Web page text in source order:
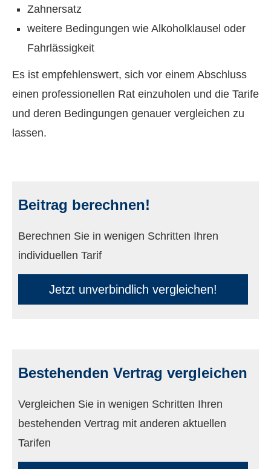
Zahnersatz
weitere Bedingungen wie Alkoholklausel oder
Fahrlässigkeit
Es ist empfehlenswert, sich vor einem Abschluss
einen professionellen Rat einzuholen und die Tarife
und deren Bedingungen genauer ver­gleichen zu
lassen.
Beitrag berechnen!
Berechnen Sie in wenigen Schritten Ihren
individuellen Tarif
Jetzt unverbindlich ver­gleichen!
Bestehenden Vertrag ver­gleichen
Vergleichen Sie in wenigen Schritten Ihren
bestehenden Vertrag mit anderen aktuellen
Tarifen